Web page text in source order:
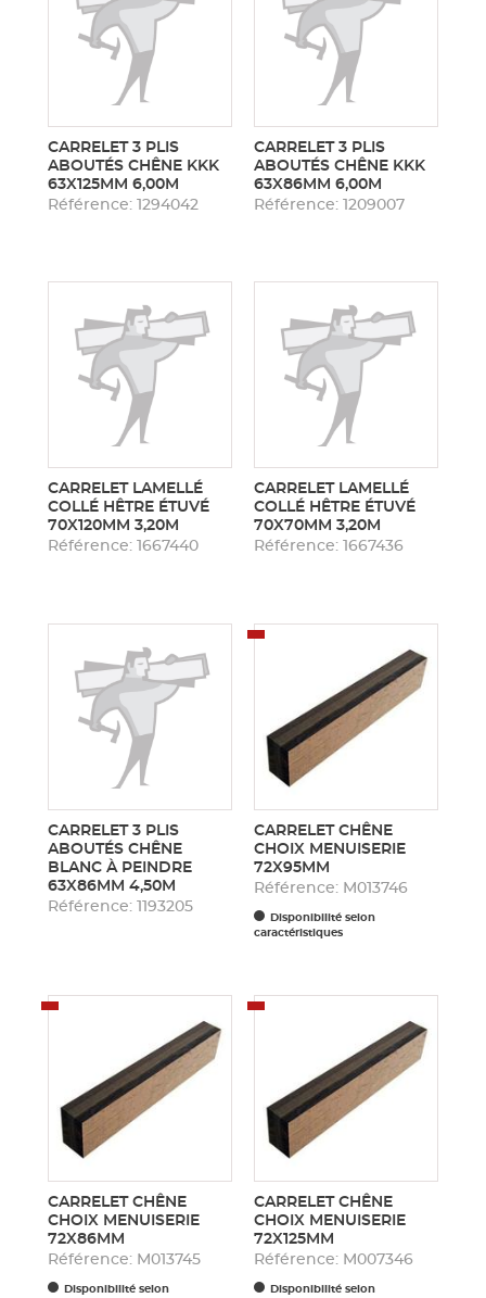
CARRELET 3 PLIS
ABOUTÉS CHÊNE KKK
63X125MM 6,00M
Référence: 1294042
CARRELET 3 PLIS
ABOUTÉS CHÊNE KKK
63X86MM 6,00M
Référence: 1209007
CARRELET LAMELLÉ
COLLÉ HÊTRE ÉTUVÉ
70X120MM 3,20M
Référence: 1667440
CARRELET LAMELLÉ
COLLÉ HÊTRE ÉTUVÉ
70X70MM 3,20M
Référence: 1667436
CARRELET 3 PLIS
ABOUTÉS CHÊNE
BLANC À PEINDRE
63X86MM 4,50M
Référence: 1193205
CARRELET CHÊNE
CHOIX MENUISERIE
72X95MM
Référence: M013746
Disponibilité selon
caractéristiques
CARRELET CHÊNE
CHOIX MENUISERIE
72X86MM
Référence: M013745
Disponibilité selon
CARRELET CHÊNE
CHOIX MENUISERIE
72X125MM
Référence: M007346
Disponibilité selon